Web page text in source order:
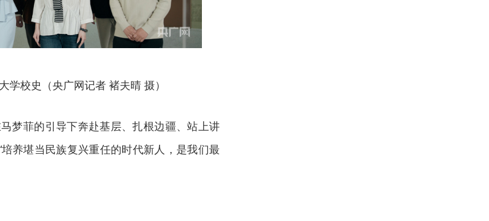
学校史（央广网记者 褚夫晴 摄）
梦菲的引导下奔赴基层、扎根边疆、站上讲
养堪当民族复兴重任的时代新人，是我们最